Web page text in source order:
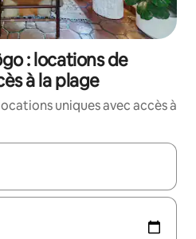
: locations de
à la plage
uniques avec accès à
utilisez les flèches vers le